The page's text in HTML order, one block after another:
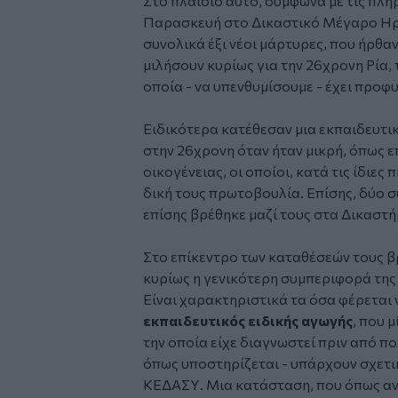
Παρασκευή στο Δικαστικό Μέγαρο
συνολικά έξι νέοι μάρτυρες, που
μιλήσουν κυρίως για την 26χρονη Ρία,
οποία - να υπενθυμίσουμε - έχει
Ειδικότερα κατέθεσαν μια
στην 26χρονη όταν ήταν μικρή, όπως
οικογένειας, οι οποίοι, κατά τις
δική τους πρωτοβουλία. Επίσης, δύο
επίσης βρέθηκε μαζί τους στα
Στο επίκεντρο των καταθέσεών τους
κυρίως η γενικότερη συμπεριφορά
Είναι χαρακτηριστικά τα όσα
εκπαιδευτικός ειδικής αγωγής, που
την οποία είχε διαγνωστεί πριν από
όπως υποστηρίζεται - υπάρχουν
ΚΕΔΑΣΥ. Μια κατάσταση, που όπως